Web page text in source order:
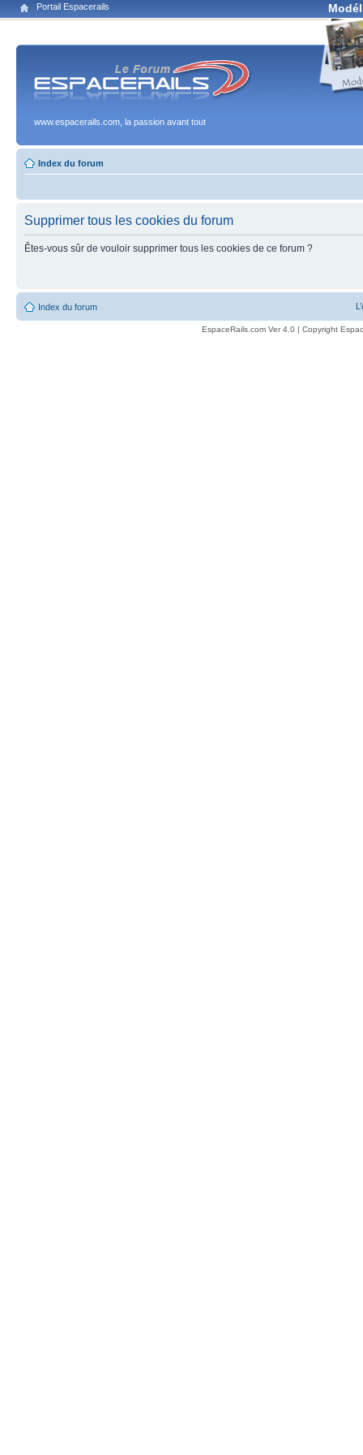
Portail Espacerails
www.espacerails.com, la passion avant tout
Index du forum
Supprimer tous les cookies du forum
Êtes-vous sûr de vouloir supprimer tous les cookies de ce forum ?
Index du forum
EspaceRails.com Ver 4.0 | Copyright